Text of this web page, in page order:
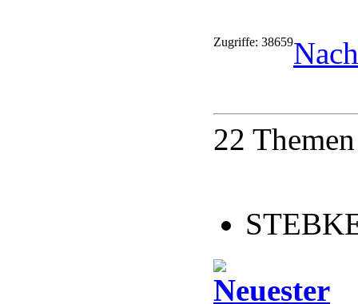
Zugriffe: 38659
22